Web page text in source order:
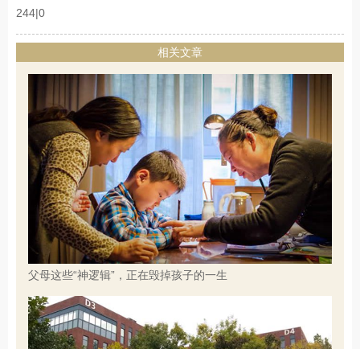
244|0
相关文章
父母这些“神逻辑”，正在毁掉孩子的一生